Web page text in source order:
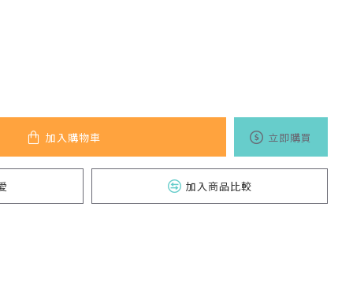
加入購物車 立即購買
加入商品比較